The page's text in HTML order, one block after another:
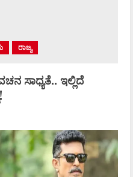
ರಾಜ್ಯ
ಸಾಧ್ಯತೆ.. ಇಲ್ಲಿದೆ